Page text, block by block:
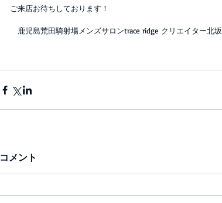
ご来店お待ちしております！
鹿児島荒田騎射場メンズサロンtrace ridge クリエイター北坂
コメント